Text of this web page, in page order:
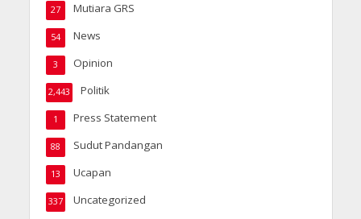
Mutiara GRS
27
News
54
Opinion
3
Politik
2,443
Press Statement
1
Sudut Pandangan
88
Ucapan
13
Uncategorized
337